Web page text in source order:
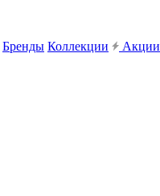
Бренды Коллекции Акции